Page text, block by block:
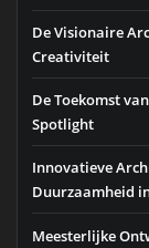
De Visionaire
Creativiteit
De Toekomst
Spotlight
Innovatieve
Duurzaamheid
Meesterlijke